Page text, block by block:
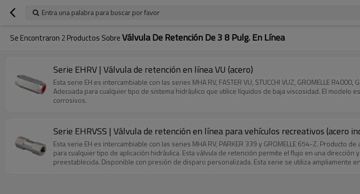
Entra una palabra para buscar por favor
Se Encontraron 2 Productos SobreVálvula De Retención De 3 8 Pulg. En Línea
Serie EHRV | Válvula de retención en línea VU (acero)
Esta serie EH es intercambiable con las series MHA RV, FASTER VU, STUCCHI VUZ, GROMELLE
Adecuada para cualquier tipo de sistema hidráulico que utilice líquidos de baja viscosidad. El
corrosivos.
Serie EHRVSS | Válvula de retención en línea para vehículos recreativos (acero
Esta serie EH es intercambiable con las series MHA RV, PARKER 339 y GROMELLE 654-Z.
para cualquier tipo de aplicación hidráulica. Esta válvula de retención permite el flujo en una
preestablecida. Disponible con presión de disparo personalizada. Esta serie se utiliza ampliamente